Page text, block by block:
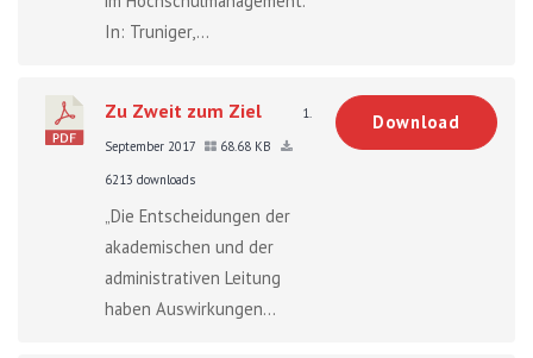
In: Truniger,...
Zu Zweit zum Ziel
1.
September 2017
68.68 KB
6213 downloads
„Die Entscheidungen der
akademischen und der
administrativen Leitung
haben Auswirkungen...
Download